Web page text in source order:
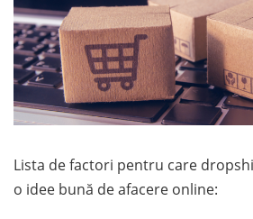
Lista de factori pentru care
o idee bună de afacere online: